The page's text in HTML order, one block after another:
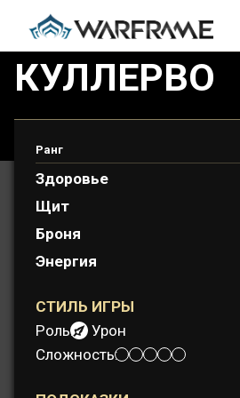
КУЛЛЕРВО
Куллерво отвечает за свои
мести.
Ранг
Здоровье
Щит
Броня
Энергия
СТИЛЬ ИГРЫ
Роль:
Урон
Сложность: